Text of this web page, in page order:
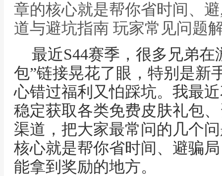
章的核心就是帮你省时间、
道与避坑指南 玩家常见问题
最近S44赛季，很多兄弟
包”链接晃花了眼，特别是新
心错过福利又怕踩坑。我最
稳定获取各类免费皮肤礼包
渠道，把大家最常问的几个
核心就是帮你省时间、避骗
能拿到奖励的地方。